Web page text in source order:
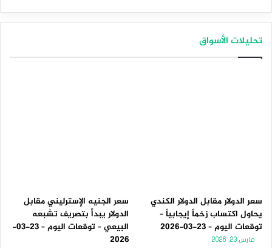
تحليلات الأسواق
سعر الدولار مقابل الدولار الكندي
يحاول اكتساب زخماً إيجابياً –
توقعات اليوم – 23-03-2026
مارس 23, 2026
سعر الجنيه الإسترليني مقابل
الدولار يبدأ بتصريف تشبعه
البيعي – توقعات اليوم – 23-03-
2026